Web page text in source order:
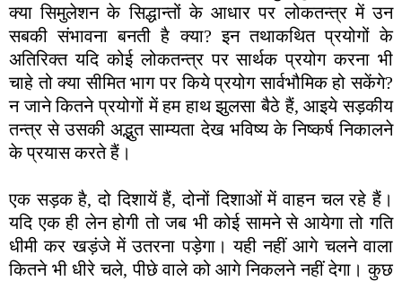
क्या सिमुलेशन के सिद्धान्तों के आधार पर लोकतन्त्र में उन
सबकी संभावना बनती है क्या? इन तथाकथित प्रयोगों के
अतिरिक्त यदि कोई लोकतन्त्र पर सार्थक प्रयोग करना भी
चाहे तो क्या सीमित भाग पर किये प्रयोग सार्वभौमिक हो सकेंगे?
न जाने कितने प्रयोगों में हम हाथ झुलसा बैठे हैं, आइये सड़कीय
तन्त्र से उसकी अद्भुत साम्यता देख भविष्य के निष्कर्ष निकालने
के प्रयास करते हैं।
एक सड़क है, दो दिशायें हैं, दोनों दिशाओं में वाहन चल रहे हैं।
यदि एक ही लेन होगी तो जब भी कोई सामने से आयेगा तो गति
धीमी कर खड़ंजे में उतरना पड़ेगा। यही नहीं आगे चलने वाला
कितने भी धीरे चले, पीछे वाले को आगे निकलने नहीं देगा। कुछ